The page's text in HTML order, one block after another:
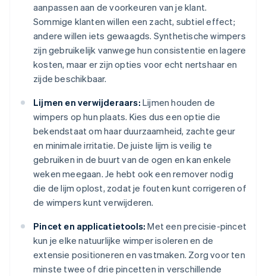
aanpassen aan de voorkeuren van je klant.
Sommige klanten willen een zacht, subtiel effect;
andere willen iets gewaagds. Synthetische wimpers
zijn gebruikelijk vanwege hun consistentie en lagere
kosten, maar er zijn opties voor echt nertshaar en
zijde beschikbaar.
Lijmen en verwijderaars: Lijmen houden de
wimpers op hun plaats. Kies dus een optie die
bekendstaat om haar duurzaamheid, zachte geur
en minimale irritatie. De juiste lijm is veilig te
gebruiken in de buurt van de ogen en kan enkele
weken meegaan. Je hebt ook een remover nodig
die de lijm oplost, zodat je fouten kunt corrigeren of
de wimpers kunt verwijderen.
Pincet en applicatietools: Met een precisie-pincet
kun je elke natuurlijke wimper isoleren en de
extensie positioneren en vastmaken. Zorg voor ten
minste twee of drie pincetten in verschillende